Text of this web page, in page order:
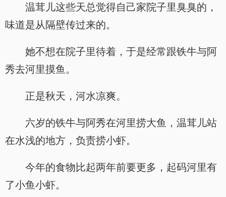
温茸儿这些天总觉得自己家院子里臭臭的，
味道是从隔壁传过来的。
她不想在院子里待着，于是经常跟铁牛与阿
秀去河里摸鱼。
正是秋天，河水凉爽。
六岁的铁牛与阿秀在河里捞大鱼，温茸儿站
在水浅的地方，负责捞小虾。
今年的食物比起两年前要更多，起码河里有
了小鱼小虾。